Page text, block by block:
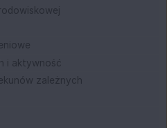
i aktywność
zależnych